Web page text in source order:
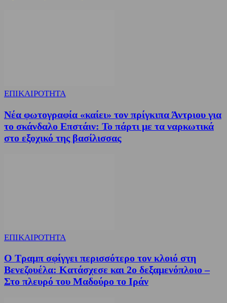
ΕΠΙΚΑΙΡΟΤΗΤΑ
Νέα φωτογραφία «καίει» τον πρίγκιπα Άντριου για
το σκάνδαλο Επστάιν: Το πάρτι με τα ναρκωτικά
στο εξοχικό της βασίλισσας
ΕΠΙΚΑΙΡΟΤΗΤΑ
Ο Τραμπ σφίγγει περισσότερο τον κλοιό στη
Βενεζουέλα: Κατάσχεσε και 2ο δεξαμενόπλοιο –
Στο πλευρό του Μαδούρο το Ιράν